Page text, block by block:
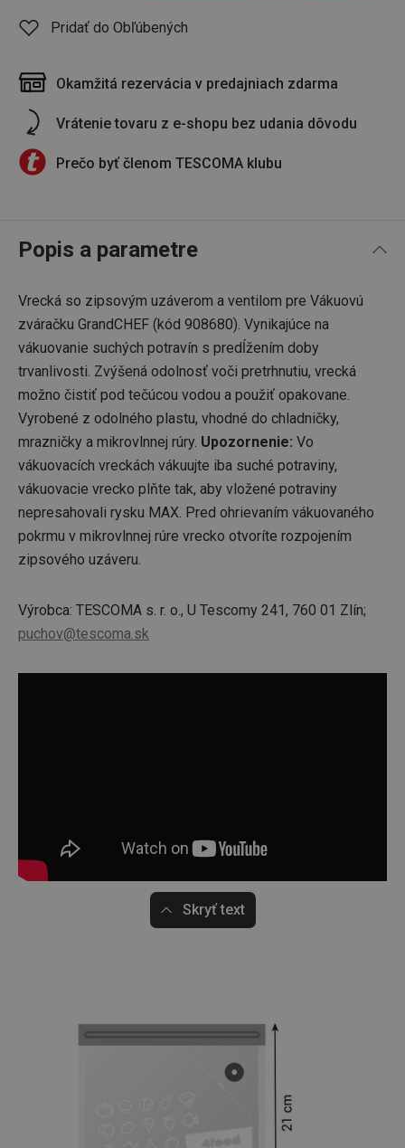
Pridať do Obľúbených
Okamžitá rezervácia v predajniach zdarma
Vrátenie tovaru z e-shopu bez udania dôvodu
Prečo byť členom TESCOMA klubu
Popis a parametre
Vrecká so zipsovým uzáverom a ventilom pre Vákuovú
zváračku GrandCHEF (kód 908680). Vynikajúce na
vákuovanie suchých potravín s predĺžením doby
trvanlivosti. Zvýšená odolnosť voči pretrhnutiu, vrecká
možno čistiť pod tečúcou vodou a použiť opakovane.
Vyrobené z odolného plastu, vhodné do chladničky,
mrazničky a mikrovlnnej rúry. Upozornenie: Vo
vákuovacích vreckách vákuujte iba suché potraviny,
vákuovacie vrecko plňte tak, aby vložené potraviny
nepresahovali rysku MAX. Pred ohrievaním vákuovaného
pokrmu v mikrovlnnej rúre vrecko otvoríte rozpojením
zipsového uzáveru.
Výrobca: TESCOMA s. r. o., U Tescomy 241, 760 01 Zlín;
puchov@tescoma.sk
Skryť text